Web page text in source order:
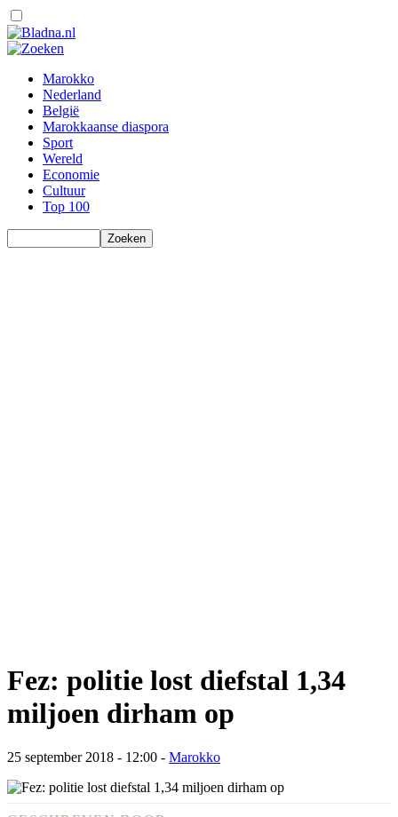
Marokko
Nederland
België
Marokkaanse diaspora
Sport
Wereld
Economie
Cultuur
Top 100
Fez: politie lost diefstal 1,34
miljoen dirham op
25 september 2018 - 12:00 - Marokko